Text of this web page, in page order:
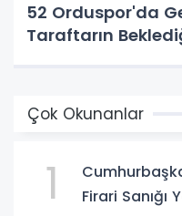
52 Orduspor'da
Taraftarın
Çok Okunanlar
1
Firari Sanığı